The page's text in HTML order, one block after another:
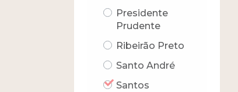
Presidente
Prudente
Ribeirão Preto
Santo André
Santos